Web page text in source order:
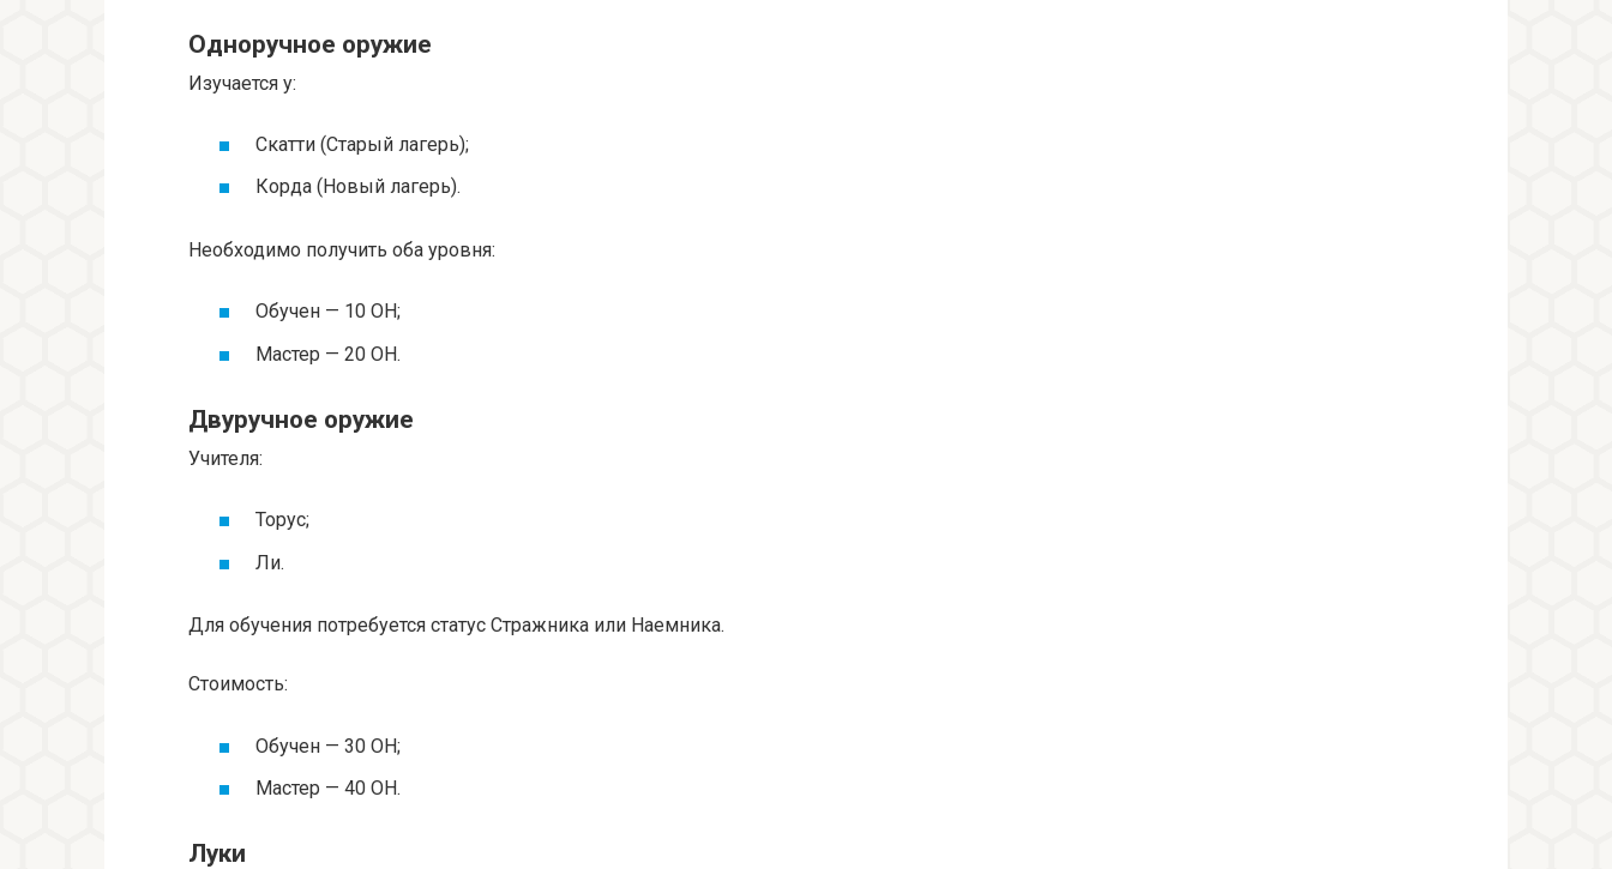
Одноручное оружие
Изучается у:
Скатти (Старый лагерь);
Корда (Новый лагерь).
Необходимо получить оба уровня:
Обучен — 10 ОН;
Мастер — 20 ОН.
Двуручное оружие
Учителя:
Торус;
Ли.
Для обучения потребуется статус Стражника или Наемника.
Стоимость:
Обучен — 30 ОН;
Мастер — 40 ОН.
Луки